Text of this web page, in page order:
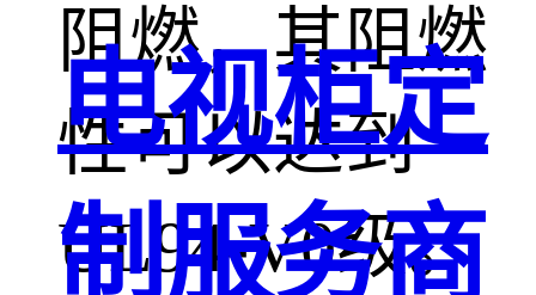
阻燃，其阻燃
性可以达到
UL94-V0级。
电视柜定
制服务商